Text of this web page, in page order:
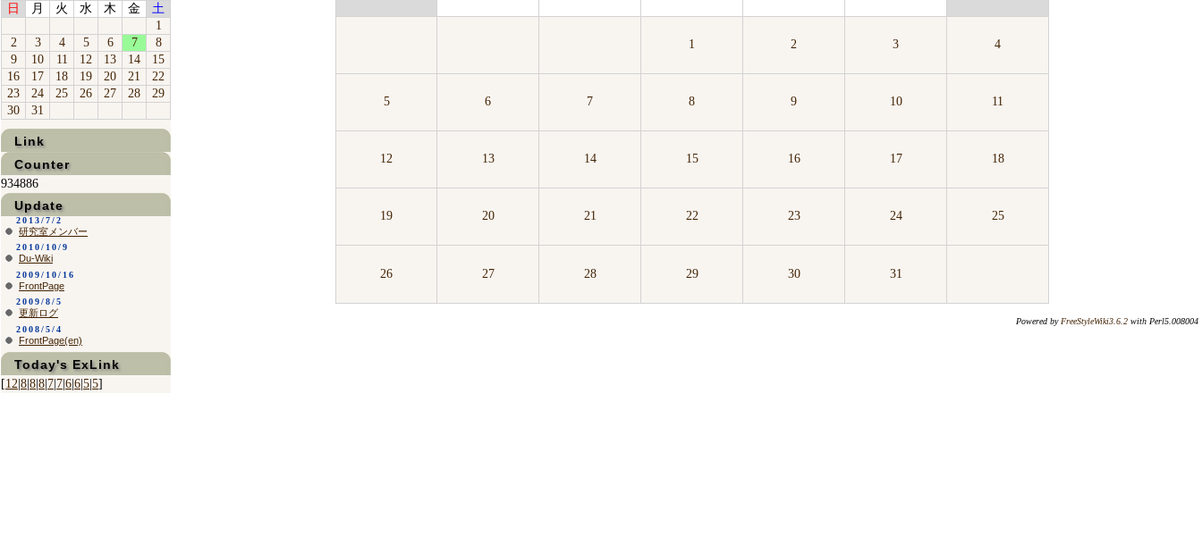
1 2 3 4
5 6 7 8 9 10 11
12 13 14 15 16 17 18
19 20 21 22 23 24 25
26 27 28 29 30 31
Powered by FreeStyleWiki3.6.2 with Perl5.008004
日
月 火 水 木 金
土
1
2
3 4 5 6 7
8
9
10 11 12 13 14
15
16
17 18 19 20 21
22
23
24 25 26 27 28
29
30
31
Link
Counter
934886
Update
2013/7/2
研究室メンバー
2010/10/9
Du-Wiki
2009/10/16
FrontPage
2009/8/5
更新ログ
2008/5/4
FrontPage(en)
Today's ExLink
[12 8 8 8 7 7 6 6 5 5]